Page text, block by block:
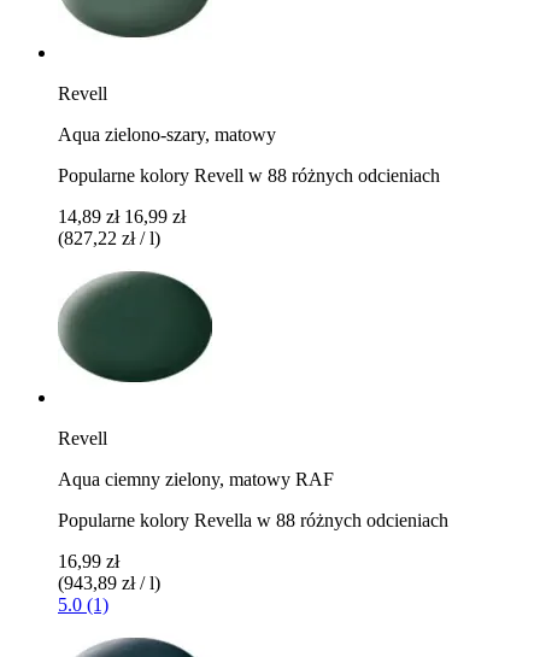
Revell
Aqua zielono-szary, matowy
Popularne kolory Revell w 88 różnych odcieniach
14,89 zł 16,99 zł
(827,22 zł / l)
Revell
Aqua ciemny zielony, matowy RAF
Popularne kolory Revella w 88 różnych odcieniach
16,99 zł
(943,89 zł / l)
5.0 (1)